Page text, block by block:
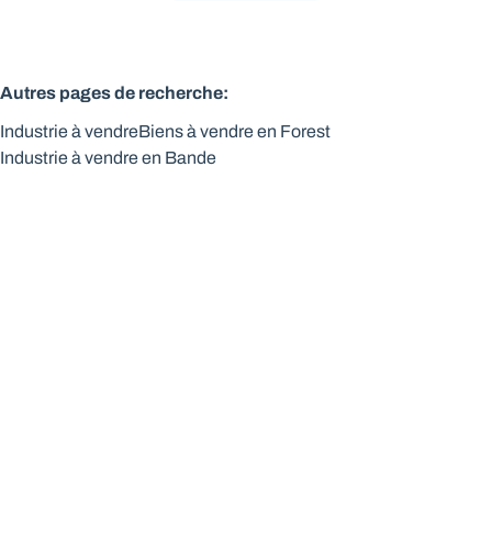
Autres pages de recherche:
Industrie à vendreBiens à vendre en Forest
Industrie à vendre en Bande